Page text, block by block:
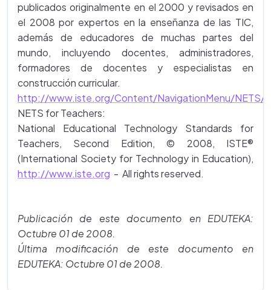
publicados originalmente en el 2000 y revisados en
el 2008 por expertos en la enseñanza de las TIC,
además de educadores de muchas partes del
mundo, incluyendo docentes, administradores,
formadores de docentes y especialistas en
construcción curricular.
http://www.iste.org/Content/NavigationMenu/NETS/
NETS for Teachers:
National Educational Technology Standards for
Teachers, Second Edition, © 2008, ISTE®
(International Society for Technology in Education),
http://www.iste.org - All rights reserved.
Publicación de este documento en EDUTEKA:
Octubre 01 de 2008.
Última modificación de este documento en
EDUTEKA: Octubre 01 de 2008.